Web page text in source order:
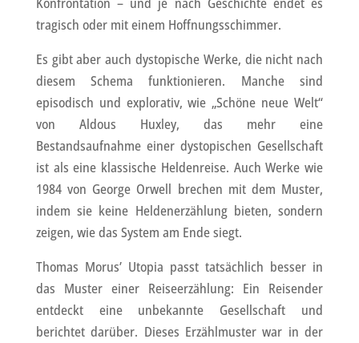
tragisch oder mit einem Hoffnungsschimmer.
Es gibt aber auch dystopische Werke, die nicht nach
diesem Schema funktionieren. Manche sind
episodisch und explorativ, wie „Schöne neue Welt“
von Aldous Huxley, das mehr eine
Bestandsaufnahme einer dystopischen Gesellschaft
ist als eine klassische Heldenreise. Auch Werke wie
1984 von George Orwell brechen mit dem Muster,
indem sie keine Heldenerzählung bieten, sondern
zeigen, wie das System am Ende siegt.
Thomas Morus’ Utopia passt tatsächlich besser in
das Muster einer Reiseerzählung: Ein Reisender
entdeckt eine unbekannte Gesellschaft und
berichtet darüber. Dieses Erzählmuster war in der